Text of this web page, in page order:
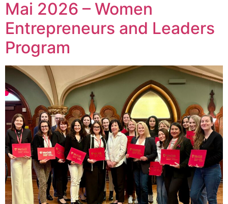
Mai 2026 – Women
Entrepreneurs and Leaders
Program